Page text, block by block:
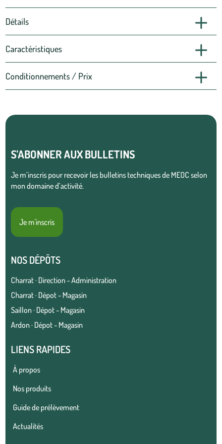
Détails
Caractéristiques
Conditionnements / Prix
S’ABONNER AUX BULLETINS
Je m’inscris pour recevoir les bulletins techniques de MEOC selon
mon domaine d’activité.
Je m'inscris
NOS DÉPÔTS
Charrat · Direction - Administration
Charrat · Dépot - Magasin
Saillon · Dépot - Magasin
Ardon · Dépot - Magasin
LIENS RAPIDES
À propos
Nos produits
Guide de prélèvement
Actualités